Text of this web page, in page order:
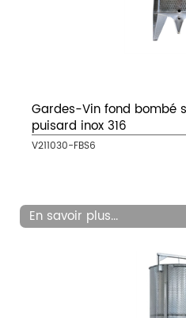
Gardes-Vin fond bombé
puisard inox 316
V211030-FBS6
En savoir plus...